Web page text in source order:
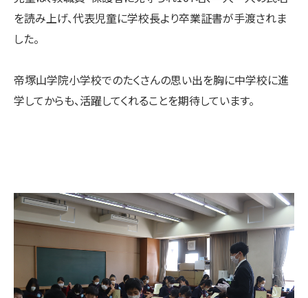
を読み上げ、代表児童に学校長より卒業証書が手渡されま
した。
帝塚山学院小学校でのたくさんの思い出を胸に中学校に進
学してからも、活躍してくれることを期待しています。